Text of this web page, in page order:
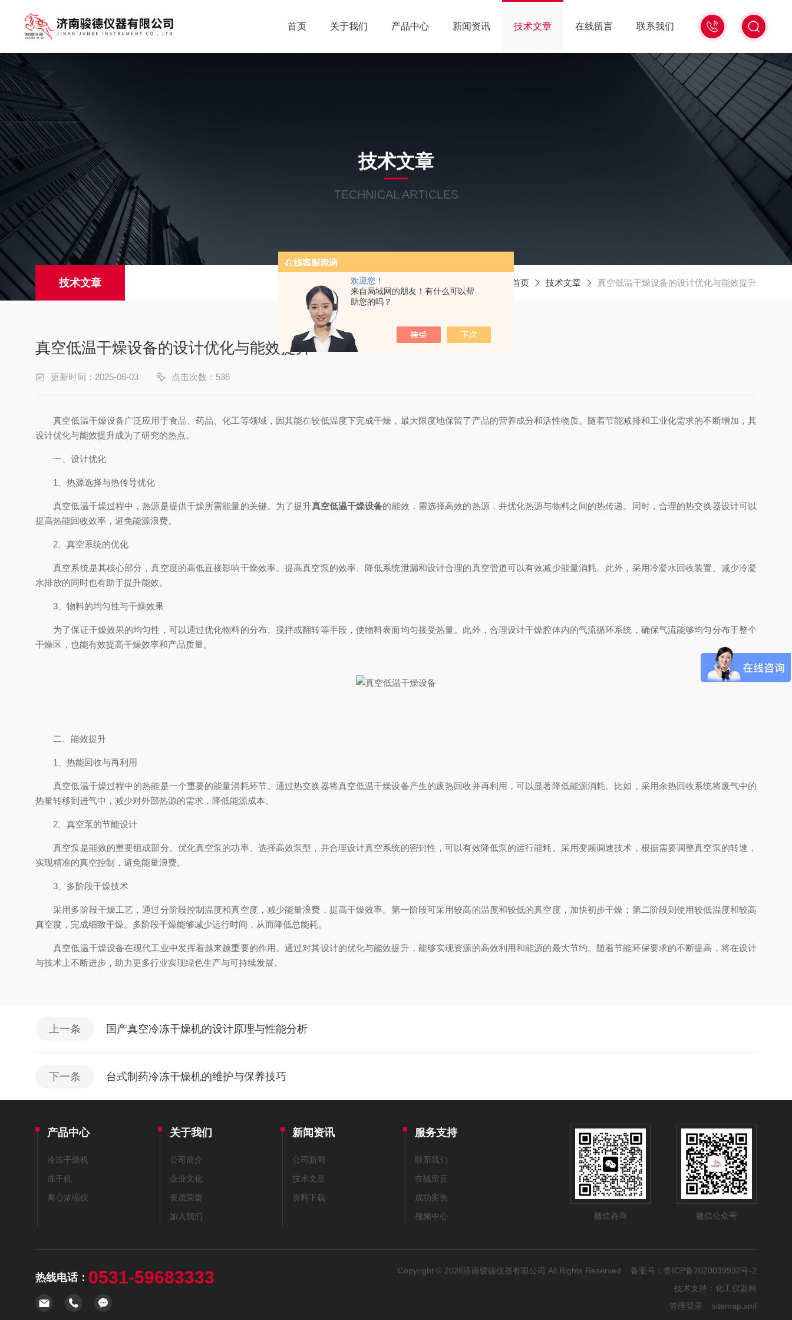
欢迎您！
来自局域网的朋友！有什么可以帮
助您的吗？
0531-
59683333
首页 关于我们 产品中心 新闻资讯 技术文章 在线留言 联系我们
技术文章
TECHNICAL ARTICLES
技术文章 首页 技术文章 真空低温干燥设备的设计优化与能效提升
真空低温干燥设备的设计优化与能效提升
更新时间：2025-06-03 点击次数：536
真空低温干燥设备广泛应用于食品、药品、化工等领域，因其能在较低温度下完成干燥，最大限度地保留了产品的营养成分和活性物质。随着节能减排和工业化需求的不断增加，其
设计优化与能效提升成为了研究的热点。
一、设计优化
1、热源选择与热传导优化
真空低温干燥过程中，热源是提供干燥所需能量的关键。为了提升真空低温干燥设备的能效，需选择高效的热源，并优化热源与物料之间的热传递。同时，合理的热交换器设计可以
提高热能回收效率，避免能源浪费。
2、真空系统的优化
真空系统是其核心部分，真空度的高低直接影响干燥效率。提高真空泵的效率、降低系统泄漏和设计合理的真空管道可以有效减少能量消耗。此外，采用冷凝水回收装置、减少冷凝
水排放的同时也有助于提升能效。
3、物料的均匀性与干燥效果
为了保证干燥效果的均匀性，可以通过优化物料的分布、搅拌或翻转等手段，使物料表面均匀接受热量。此外，合理设计干燥腔体内的气流循环系统，确保气流能够均匀分布于整个
干燥区，也能有效提高干燥效率和产品质量。
二、能效提升
1、热能回收与再利用
真空低温干燥过程中的热能是一个重要的能量消耗环节。通过热交换器将真空低温干燥设备产生的废热回收并再利用，可以显著降低能源消耗。比如，采用余热回收系统将废气中的
热量转移到进气中，减少对外部热源的需求，降低能源成本。
2、真空泵的节能设计
真空泵是能效的重要组成部分。优化真空泵的功率、选择高效泵型，并合理设计真空系统的密封性，可以有效降低泵的运行能耗。采用变频调速技术，根据需要调整真空泵的转速，
实现精准的真空控制，避免能量浪费。
3、多阶段干燥技术
采用多阶段干燥工艺，通过分阶段控制温度和真空度，减少能量浪费，提高干燥效率。第一阶段可采用较高的温度和较低的真空度，加快初步干燥；第二阶段则使用较低温度和较高
真空度，完成细致干燥。多阶段干燥能够减少运行时间，从而降低总能耗。
真空低温干燥设备在现代工业中发挥着越来越重要的作用。通过对其设计的优化与能效提升，能够实现资源的高效利用和能源的最大节约。随着节能环保要求的不断提高，将在设计
与技术上不断进步，助力更多行业实现绿色生产与可持续发展。
上一条 国产真空冷冻干燥机的设计原理与性能分析
下一条 台式制药冷冻干燥机的维护与保养技巧
产品中心
冷冻干燥机
冻干机
离心浓缩仪
关于我们
公司简介
企业文化
资质荣誉
加入我们
新闻资讯
公司新闻
技术文章
资料下载
服务支持
联系我们
在线留言
成功案例
视频中心
微信咨询 微信公众号
热线电话： 0531-59683333 Copyright © 2026济南骏德仪器有限公司 All Rights Reserved 备案号： 鲁ICP备2020039932号-2
技术支持： 化工仪器网
管理登录
sitemap.xml